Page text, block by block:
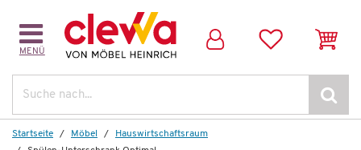
MENÜ
Startseite Möbel
Hauswirtschafts­raum
Dazu empfehlen wir folgendes Zubehör: